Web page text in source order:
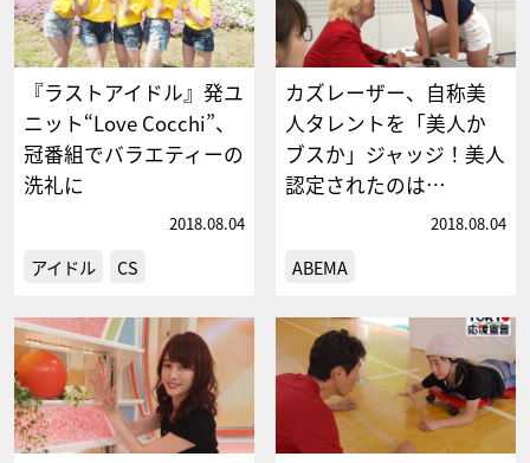
『ラストアイドル』発ユ
ニット“Love Cocchi”、
冠番組でバラエティーの
洗礼に
2018.08.04
アイドル CS
カズレーザー、自称美
人タレントを「美人か
ブスか」ジャッジ！美人
認定されたのは…
2018.08.04
ABEMA